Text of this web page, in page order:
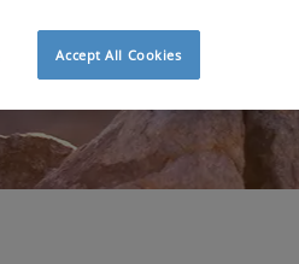
Accept All Cookies